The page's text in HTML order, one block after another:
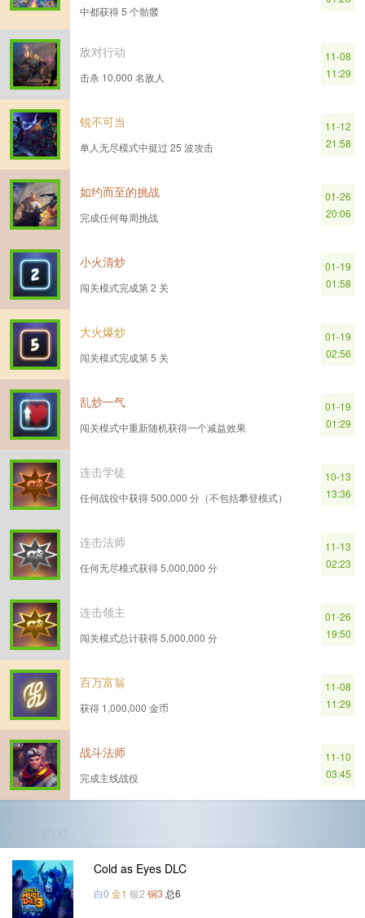
中都获得 5 个骷髅
敌对行动
击杀 10,000 名敌人
11-08
11:29
锐不可当
单人无尽模式中挺过 25 波攻击
11-12
21:58
如约而至的挑战
完成任何每周挑战
01-26
20:06
小火清炒
闯关模式完成第 2 关
01-19
01:58
大火爆炒
闯关模式完成第 5 关
01-19
02:56
乱炒一气
闯关模式中重新随机获得一个减益效果
01-19
01:29
连击学徒
任何战役中获得 500,000 分（不包括攀登模式）
10-13
13:36
连击法师
任何无尽模式获得 5,000,000 分
11-13
02:23
连击领主
闯关模式总计获得 5,000,000 分
01-26
19:50
百万富翁
获得 1,000,000 金币
11-08
11:29
战斗法师
完成主线战役
11-10
03:45
Cold as Eyes DLC
白0 金1 银2 铜3 总6